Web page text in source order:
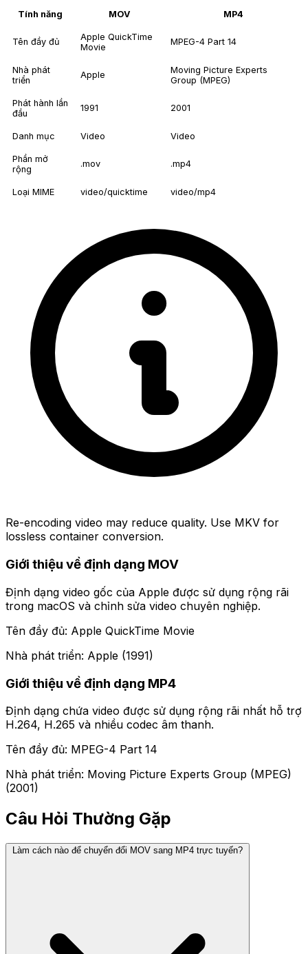
Tính năng MOV MP4
Tên đầy đủ
Apple QuickTime
Movie
MPEG-4 Part 14
Nhà phát
triển
Apple
Moving Picture Experts
Group (MPEG)
Phát hành lần
đầu
1991 2001
Danh mục Video Video
Phần mở
rộng
.mov .mp4
Loại MIME video/quicktime video/mp4
Re-encoding video may reduce quality. Use MKV for
lossless container conversion.
Giới thiệu về định dạng MOV
Định dạng video gốc của Apple được sử dụng rộng rãi
trong macOS và chỉnh sửa video chuyên nghiệp.
Tên đầy đủ: Apple QuickTime Movie
Nhà phát triển: Apple (1991)
Giới thiệu về định dạng MP4
Định dạng chứa video được sử dụng rộng rãi nhất hỗ trợ
H.264, H.265 và nhiều codec âm thanh.
Tên đầy đủ: MPEG-4 Part 14
Nhà phát triển: Moving Picture Experts Group (MPEG)
(2001)
Câu Hỏi Thường Gặp
Làm cách nào để chuyển đổi MOV sang MP4 trực tuyến?